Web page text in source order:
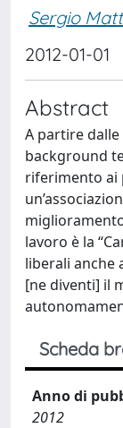
Sergio
2012-01-01
Abstract
A partire
background
riferimento ai
lavoro è la
liberali anche
[ne diventi] il
Scheda
Anno di
2012